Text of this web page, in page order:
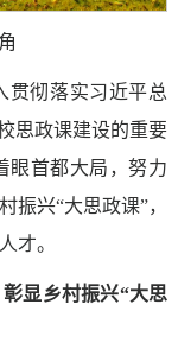
贯彻落实习近平总
思政课建设的重要
眼首都大局，努力
振兴“大思政课”，
才。
显乡村振兴“大思